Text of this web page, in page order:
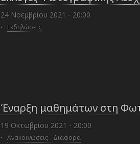
24 Νοεμβρίου 2021 - 20:00
· Εκδηλώσεις
Έναρξη μαθημάτων στη
19 Οκτωβρίου 2021 - 20:00
· Ανακοινώσεις - Διάφορα